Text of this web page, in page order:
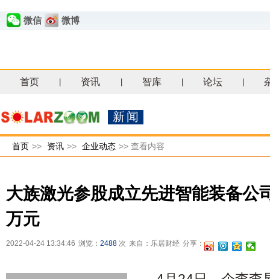
微信 微博
首页 资讯 智库 论坛
新闻
首页 >> 资讯 >> 企业动态 >> 查看内容
大族激光参股成立先进智能装备公
万元
2022-04-24 13:34:46 浏览： 2488 次 来自：乐居财经 分享：